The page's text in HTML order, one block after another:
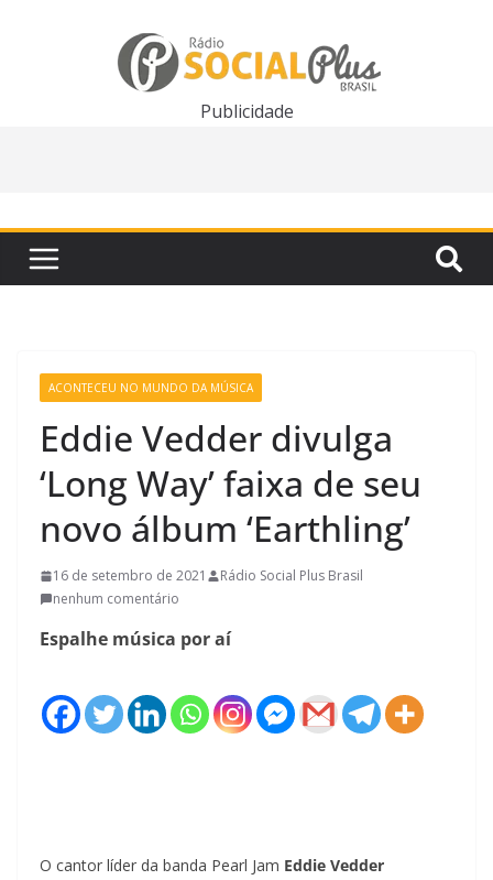
Publicidade
ACONTECEU NO MUNDO DA MÚSICA
Eddie Vedder divulga
‘Long Way’ faixa de seu
novo álbum ‘Earthling’
16 de setembro de 2021
Rádio Social Plus Brasil
nenhum comentário
Espalhe música por aí
O cantor líder da banda Pearl Jam Eddie Vedder